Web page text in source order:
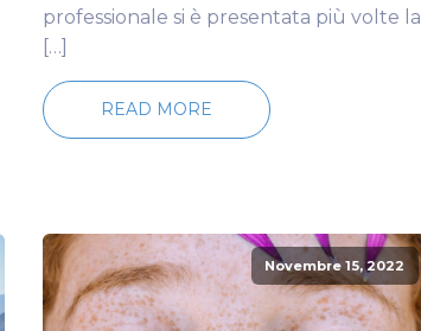
professionale si è presentata più volte la
[…]
READ MORE
Novembre 15, 2022